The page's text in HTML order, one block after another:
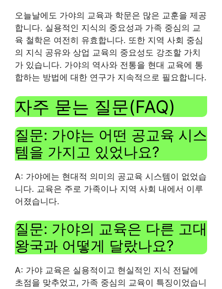
오늘날에도 가야의 교육과 학문은 많은 교훈을 제공
합니다. 실용적인 지식의 중요성과 가족 중심의 교
육 철학은 여전히 ​​유효합니다. 또한 지역 사회 중심
의 지식 공유와 상업 교육의 중요성도 강조할 가치
가 있습니다. 가야의 역사와 전통을 현대 교육에 통
합하는 방법에 대한 연구가 지속적으로 필요합니다.
자주 묻는 질문(FAQ)
질문: 가야는 어떤 공교육 시스
템을 가지고 있었나요?
A: 가야에는 현대적 의미의 공교육 시스템이 없었습
니다. 교육은 주로 가족이나 지역 사회 내에서 이루
어졌습니다.
질문: 가야의 교육은 다른 고대
왕국과 어떻게 달랐나요?
A: 가야 교육은 실용적이고 현실적인 지식 전달에
초점을 맞추었고, 가족 중심의 교육이 특징이었습니